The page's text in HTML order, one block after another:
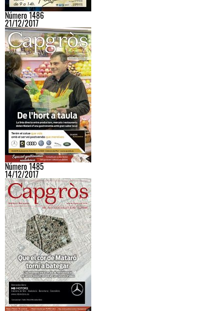
Número 1486
21/12/2017
Número 1485
14/12/2017